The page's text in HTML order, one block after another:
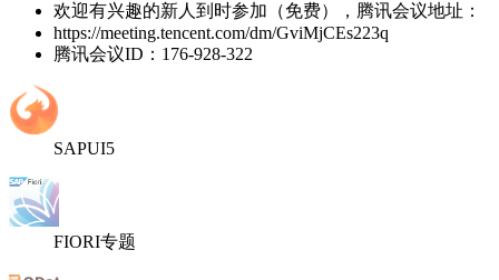
欢迎有兴趣的新人到时参加（免费），腾讯会议地址：
https://meeting.tencent.com/dm/GviMjCEs223q
腾讯会议ID：176-928-322
SAPUI5
FIORI专题